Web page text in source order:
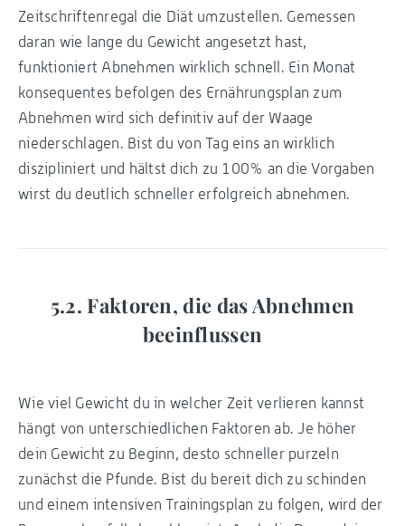
Zeitschriftenregal die Diät umzustellen. Gemessen
daran wie lange du Gewicht angesetzt hast,
funktioniert Abnehmen wirklich schnell. Ein Monat
konsequentes befolgen des Ernährungsplan zum
Abnehmen wird sich definitiv auf der Waage
niederschlagen. Bist du von Tag eins an wirklich
diszipliniert und hältst dich zu 100% an die Vorgaben
wirst du deutlich schneller erfolgreich abnehmen.
5.2. Faktoren, die das Abnehmen
beeinflussen
Wie viel Gewicht du in welcher Zeit verlieren kannst
hängt von unterschiedlichen Faktoren ab. Je höher
dein Gewicht zu Beginn, desto schneller purzeln
zunächst die Pfunde. Bist du bereit dich zu schinden
und einem intensiven Trainingsplan zu folgen, wird der